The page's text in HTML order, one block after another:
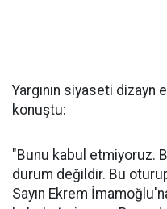
Yargının siyaseti
konuştu:
"Bunu kabul etmiyoruz.
durum değildir. Bu
Sayın Ekrem